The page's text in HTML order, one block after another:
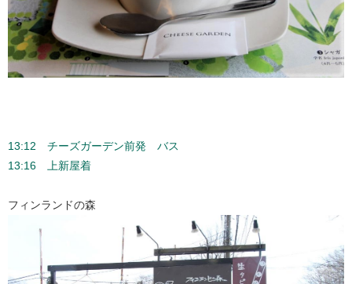
13:12 チーズガーデン前発 バス
13:16 上新屋着
フィンランドの森